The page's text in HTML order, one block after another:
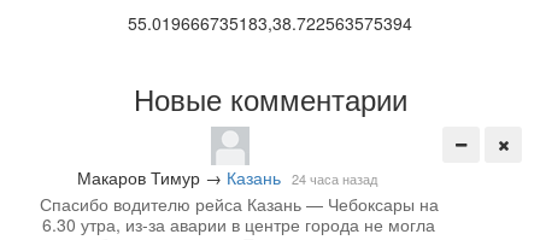
55.019666735183,38.722563575394
Новые комментарии
Макаров Тимур → Казань 24 часа назад
Спасибо водителю рейса Казань — Чебоксары на
6.30 утра, из-за аварии в центре города не могла